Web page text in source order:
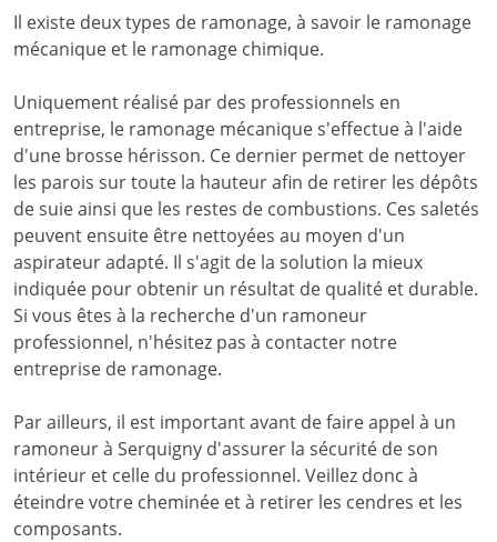
Il existe deux types de ramonage, à savoir le ramonage
mécanique et le ramonage chimique.
Uniquement réalisé par des professionnels en
entreprise, le ramonage mécanique s'effectue à l'aide
d'une brosse hérisson. Ce dernier permet de nettoyer
les parois sur toute la hauteur afin de retirer les dépôts
de suie ainsi que les restes de combustions. Ces saletés
peuvent ensuite être nettoyées au moyen d'un
aspirateur adapté. Il s'agit de la solution la mieux
indiquée pour obtenir un résultat de qualité et durable.
Si vous êtes à la recherche d'un ramoneur
professionnel, n'hésitez pas à contacter notre
entreprise de ramonage.
Par ailleurs, il est important avant de faire appel à un
ramoneur à Serquigny d'assurer la sécurité de son
intérieur et celle du professionnel. Veillez donc à
éteindre votre cheminée et à retirer les cendres et les
composants.